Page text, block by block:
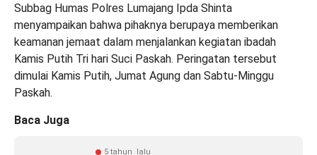
Subbag Humas Polres Lumajang Ipda Shinta
menyampaikan bahwa pihaknya berupaya memberikan
keamanan jemaat dalam menjalankan kegiatan ibadah
Kamis Putih Tri hari Suci Paskah. Peringatan tersebut
dimulai Kamis Putih, Jumat Agung dan Sabtu-Minggu
Paskah.
Baca Juga
5 tahun lalu